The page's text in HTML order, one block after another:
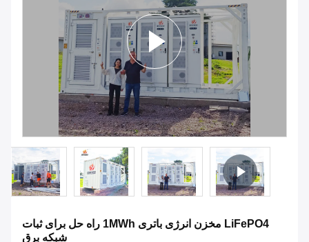
LiFePO4 مخزن انرژی باتری 1MWh راه حل برای ثبات
شبکه برق